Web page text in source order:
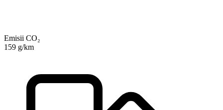
Emisii CO₂
159 g/km